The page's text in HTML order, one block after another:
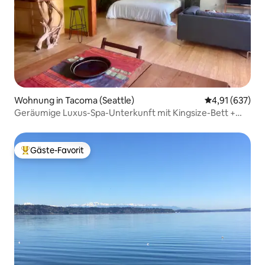
Wohnung in Tacoma (Seattle)
4,91 (637)
Geräumige Luxus-Spa-Unterkunft mit Kingsize-Bett +
Beliebter Gäste-Favorit.
Gäste-Favorit